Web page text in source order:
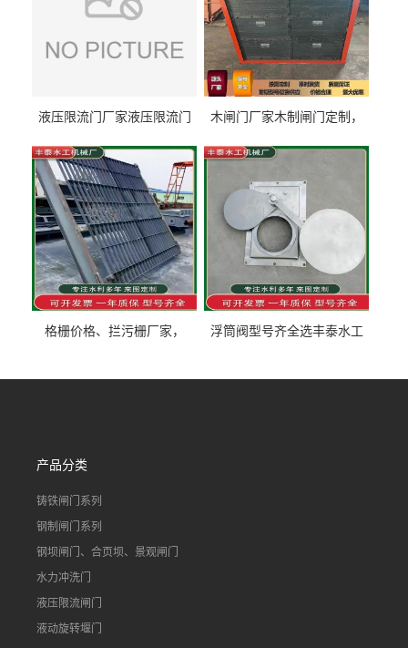
液压限流门厂家液压限流门
泰制造
木闸门厂家木制闸门定制，
型号齐全
格栅价格、拦污栅厂家，
浮筒阀型号齐全选丰泰水工
道水库电站污水处理钢制闸
产品分类
铸铁闸门系列
钢制闸门系列
钢坝闸门、合页坝、景观闸门
水力冲洗门
液压限流闸门
液动旋转堰门